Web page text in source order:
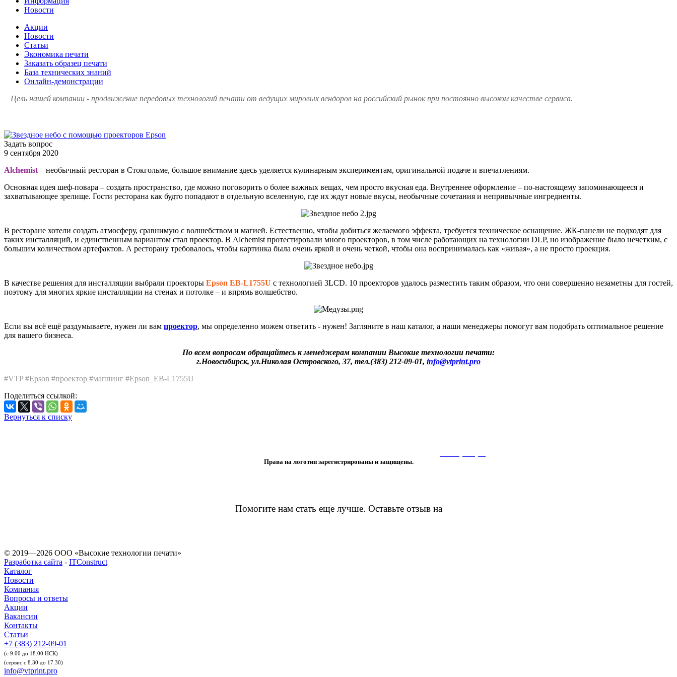
Новости
Акции
Новости
Статьи
Экономика печати
Заказать образец печати
База технических знаний
Онлайн-демонстрации
Цель нашей компании - продвижение передовых технологий печати от ведущих мировых вендоров на российский рынок при постоянно высоком качестве сервиса.
Задать вопрос
9 сентября 2020
Alchemist – необычный ресторан в Стокгольме, большое внимание здесь уделяется кулинарным экспериментам, оригинальной подаче и впечатлениям.
Основная идея шеф-повара – создать пространство, где можно поговорить о более важных вещах, чем просто вкусная еда. Внутреннее оформление – по-настоящему запоминающееся и
захватывающее зрелище. Гости ресторана как будто попадают в отдельную вселенную, где их ждут новые вкусы, необычные сочетания и непривычные ингредиенты.
В ресторане хотели создать атмосферу, сравнимую с волшебством и магией. Естественно, чтобы добиться желаемого эффекта, требуется техническое оснащение. ЖК-панели не подходят для
таких инсталляций, и единственным вариантом стал проектор. В Alchemist протестировали много проекторов, в том числе работающих на технологии DLP, но изображение было нечетким, с
большим количеством артефактов. А ресторану требовалось, чтобы картинка была очень яркой и очень четкой, чтобы она воспринималась как «живая», а не просто проекция.
В качестве решения для инсталляции выбрали проекторы Epson EB-L1755U с технологией 3LCD. 10 проекторов удалось разместить таким образом, что они совершенно незаметны для гостей,
поэтому для многих яркие инсталляции на стенах и потолке – и впрямь волшебство.
Если вы всё ещё раздумываете, нужен ли вам проектор, мы определенно можем ответить - нужен! Загляните в наш каталог, а наши менеджеры помогут вам подобрать оптимальное решение
для вашего бизнеса.
По всем вопросам обращайтесь к менеджерам компании Высокие технологии печати:
г.Новосибирск, ул.Николая Островского, 37, тел.(383) 212-09-01, info@vtprint.pro
#VTP #Epson #проектор #маппинг #Epson_EB-L1755U
Поделиться ссылкой:
Вернуться к списку
Права на логотип зарегистрированы и защищены.
Помогите нам стать еще лучше. Оставьте отзыв на
© 2019—2026 ООО «Высокие технологии печати»
Разработка сайта - ITConstruct
Каталог
Новости
Компания
Вопросы и ответы
Акции
Вакансии
Контакты
Статьи
+7 (383) 212-09-01
(с 9.00 до 18.00 НСК)
(сервис с 8.30 до 17.30)
info@vtprint.pro